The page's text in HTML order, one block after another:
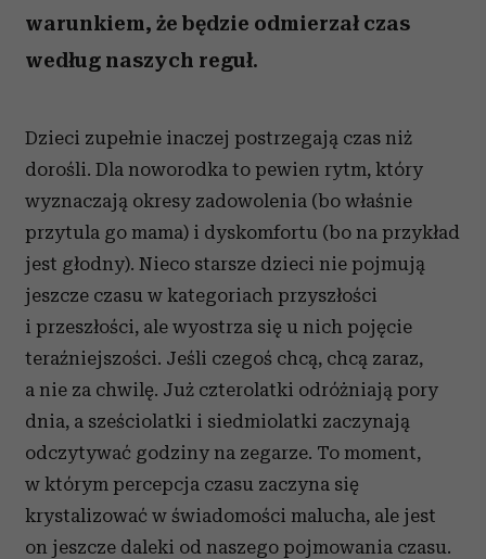
warunkiem, że będzie odmierzał czas
według naszych reguł.
Dzieci zupełnie inaczej postrzegają czas niż
dorośli. Dla noworodka to pewien rytm, który
wyznaczają okresy zadowolenia (bo właśnie
przytula go mama) i dyskomfortu (bo na przykład
jest głodny). Nieco starsze dzieci nie pojmują
jeszcze czasu w kategoriach przyszłości
i przeszłości, ale wyostrza się u nich pojęcie
teraźniejszości. Jeśli czegoś chcą, chcą zaraz,
a nie za chwilę. Już czterolatki odróżniają pory
dnia, a sześciolatki i siedmiolatki zaczynają
odczytywać godziny na zegarze. To moment,
w którym percepcja czasu zaczyna się
krystalizować w świadomości malucha, ale jest
on jeszcze daleki od naszego pojmowania czasu.